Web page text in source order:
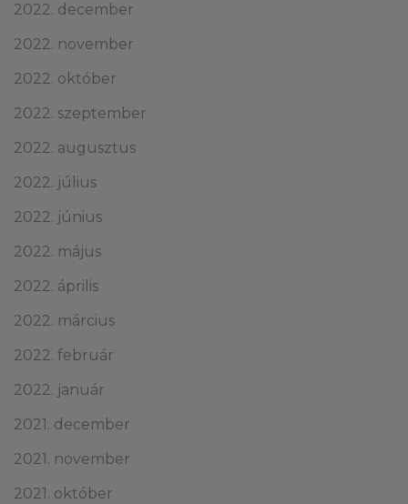
2022. december
2022. november
2022. október
2022. szeptember
2022. augusztus
2022. július
2022. június
2022. május
2022. április
2022. március
2022. február
2022. január
2021. december
2021. november
2021. október